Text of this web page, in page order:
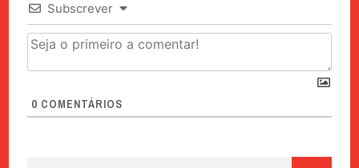
Subscrever
0 COMENTÁRIOS